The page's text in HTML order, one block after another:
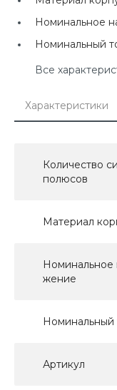
Номинальное
Номинальный
Все
Характеристики
Количество
полюсов
Материал
Номинальное
жение
Номинальный
Артикул